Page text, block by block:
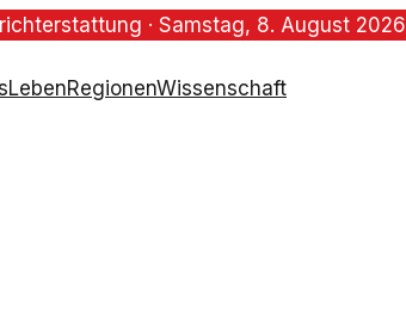
· Samstag, 8. August 2026
LebenRegionenWissenschaft